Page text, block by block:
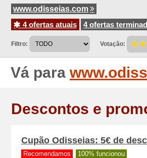
www.odisseias.com
4 ofertas atuais
4 ofertas
Filtro: Votação:
Vá para
Descontos e
Cupão Odisseias: 5€ de
Recomendamos 100% funcionou